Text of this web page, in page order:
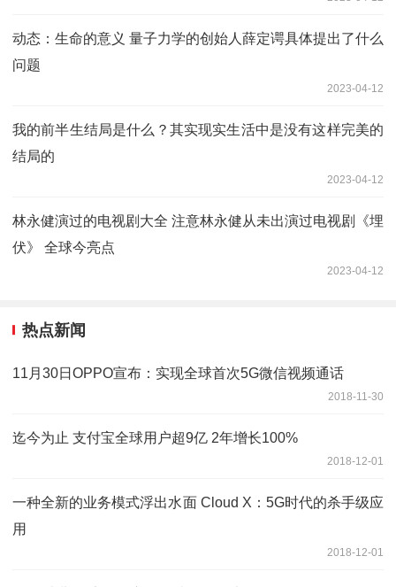
动态：生命的意义 量子力学的创始人薛定谔具体提出了什么
问题
2023-04-12
我的前半生结局是什么？其实现实生活中是没有这样完美的
结局的
2023-04-12
林永健演过的电视剧大全 注意林永健从未出演过电视剧《埋
伏》 全球今亮点
2023-04-12
热点新闻
11月30日OPPO宣布：实现全球首次5G微信视频通话
2018-11-30
迄今为止 支付宝全球用户超9亿 2年增长100%
2018-12-01
一种全新的业务模式浮出水面 Cloud X：5G时代的杀手级应
用
2018-12-01